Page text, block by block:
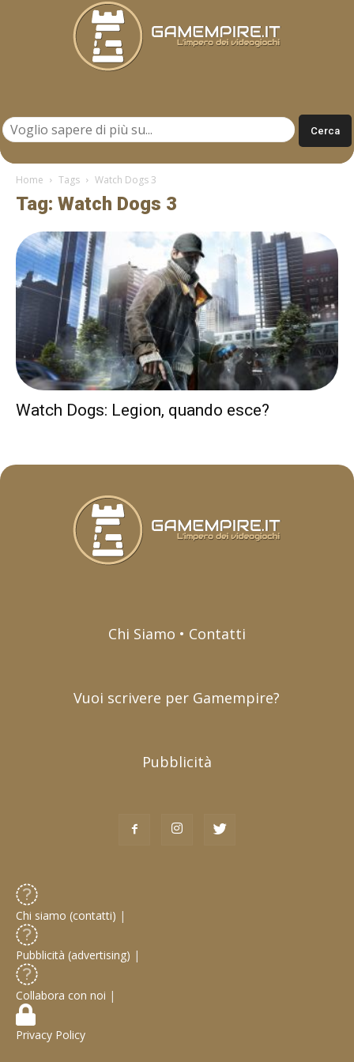
Home Tags Watch Dogs 3
Tag: Watch Dogs 3
Watch Dogs: Legion, quando esce?
Chi Siamo • Contatti
Vuoi scrivere per Gamempire?
Pubblicità
Chi siamo (contatti) |
Pubblicità (advertising) |
Collabora con noi |
Privacy Policy